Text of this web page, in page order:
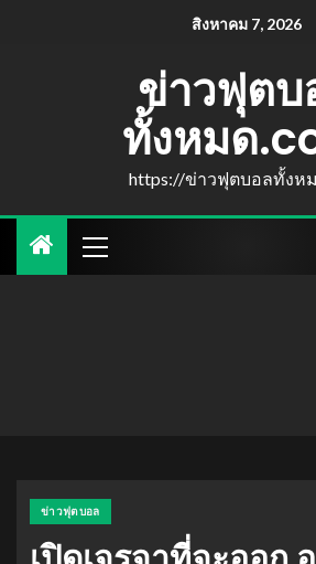
สิงหาคม 7, 2026
ข่าวฟุตบ
ทั้งหมด
https://ข่าวฟุตบอลทั้งห
ข่าวฟุตบอล